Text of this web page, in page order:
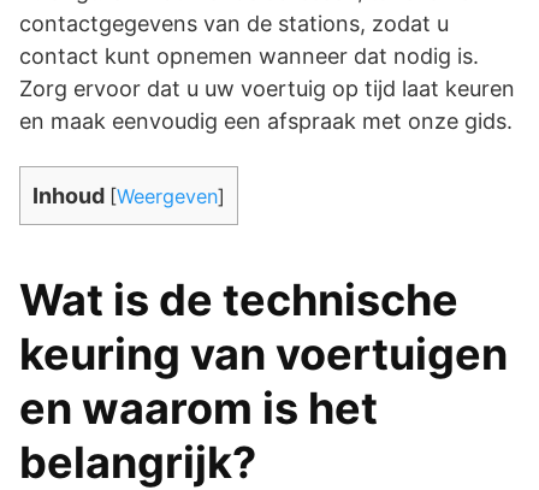
contactgegevens van de stations, zodat u
contact kunt opnemen wanneer dat nodig is.
Zorg ervoor dat u uw voertuig op tijd laat keuren
en maak eenvoudig een afspraak met onze gids.
Inhoud [Weergeven]
Wat is de technische
keuring van voertuigen
en waarom is het
belangrijk?